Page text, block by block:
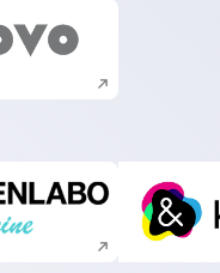
新規ウィンドウで開く
新規ウィンドウで開く